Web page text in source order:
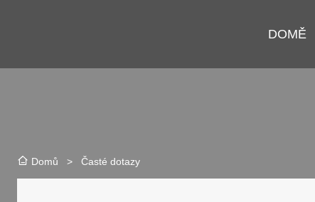
DOMĚ
Domů > Časté dotazy